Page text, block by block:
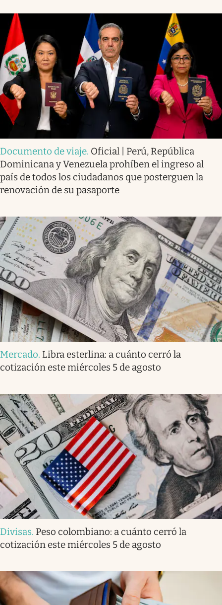
Documento de viaje. Oficial | Perú, República
Dominicana y Venezuela prohíben el ingreso al
país de todos los ciudadanos que posterguen la
renovación de su pasaporte
Mercado. Libra esterlina: a cuánto cerró la
cotización este miércoles 5 de agosto
Divisas. Peso colombiano: a cuánto cerró la
cotización este miércoles 5 de agosto